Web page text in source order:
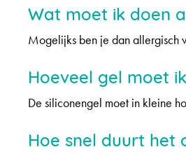
Wat moet ik doen
Mogelijks ben je dan allergisch
Hoeveel gel moet
De siliconengel moet in kleine
Hoe snel duurt het